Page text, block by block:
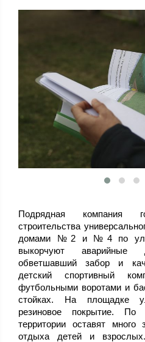
Подрядная компания
строительства
домами №2 и №4 по ул.
выкорчуют аварийные
обветшавший забор и
детский спортивный
футбольными воротами и
стойках. На площадке
резиновое покрытие.
территории оставят много
отдыха детей и